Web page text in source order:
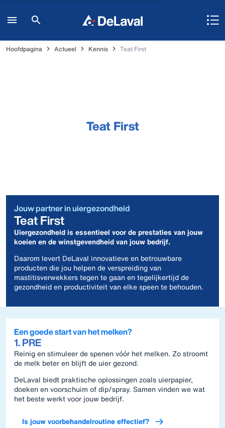
Hoofdpagina Actueel Kennis Teat First
Teat First
Jouw partner in uiergezondheid
Teat First
Uiergezondheid is essentieel voor de prestaties van jouw
koeien en de winstgevendheid van jouw bedrijf.
Daarom levert DeLaval innovatieve en betrouwbare
producten die jou helpen de verspreiding van
mastitisverwekkers tegen te gaan en tegelijkertijd de
gezondheid en productiviteit van elke speen te behouden.
Een goede start van het melken?
1. PRE
Reinig en stimuleer de spenen vóór het melken. Zo stroomt
de melk beter en blijft de uier gezond.
DeLaval biedt praktische oplossingen zoals uierpapier,
doeken en voorschuim of dip/spray. Samen vinden we wat
het beste werkt voor jouw bedrijf.
Is jouw voorbehandelroutine effectief?